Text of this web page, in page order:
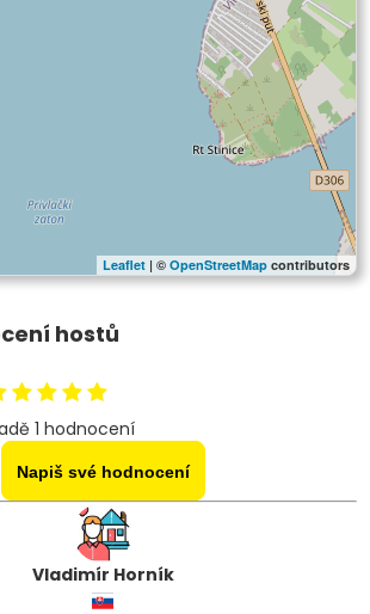
Leaflet | ©OpenStreetMap contributors
hostů
1 hodnocení
Napiš své hodnocení
Vladimír Horník